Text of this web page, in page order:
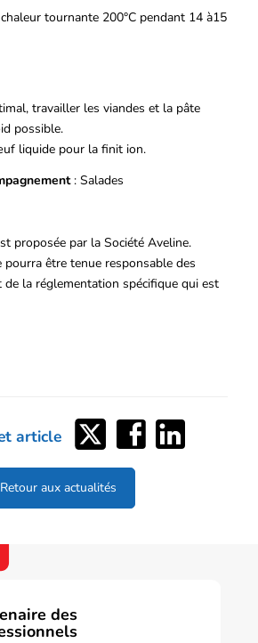
tournante 200°C pendant 14 à15
travailler les viandes et la pâte
possible.
liquide pour la finit ion.
: Salades
proposée par la Société Aveline.
pourra être tenue responsable des
la réglementation spécifique qui est
article
Partager
sur
Twitter
Partager
sur
Facebook
Partager
sur
Retour aux actualités
des